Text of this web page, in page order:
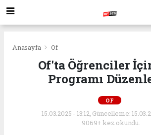
Anasayfa Of
Of'ta Öğrenciler
Programı
OF
15.03.2025 - 13:12, Güncelleme:
9069+ kez okundu.